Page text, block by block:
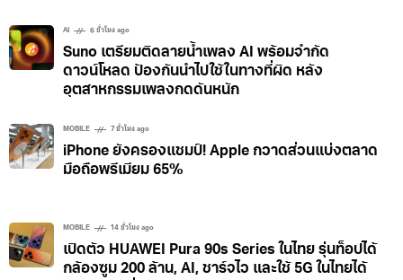
AI 6 ชั่วโมง ago
Suno เตรียมติดลายน้ำเพลง AI พร้อมจำกัด
ดาวน์โหลด ป้องกันนำไปใช้ในทางที่ผิด หลัง
อุตสาหกรรมเพลงกดดันหนัก
MOBILE 7 ชั่วโมง ago
iPhone ยังครองแชมป์! Apple กวาดส่วนแบ่งตลาด
มือถือพรีเมียม 65%
MOBILE 14 ชั่วโมง ago
เปิดตัว HUAWEI Pura 90s Series ในไทย รุ่นท็อปได้
กล้องซูม 200 ล้าน, AI, ชาร์จไว และใช้ 5G ในไทยได้